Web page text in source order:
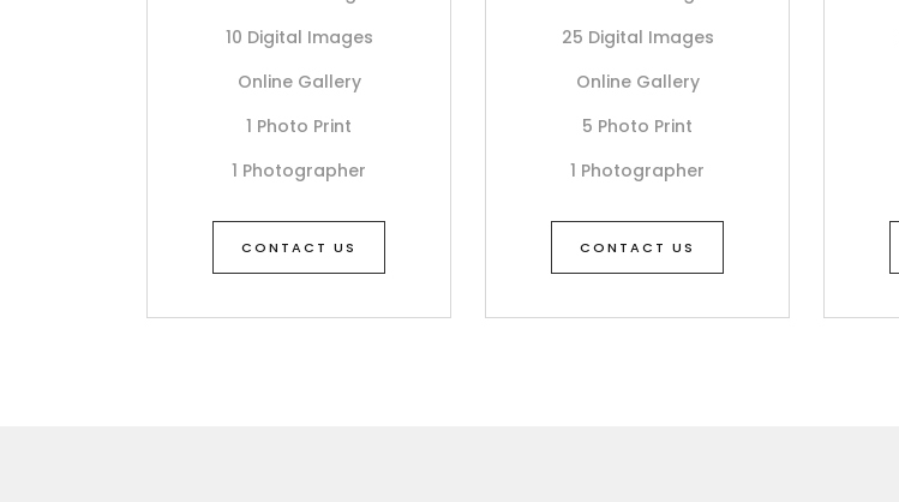
10 Digital Images
Online Gallery
1 Photo Print
1 Photographer
CONTACT US
25 Digital Images
Online Gallery
5 Photo Print
1 Photographer
CONTACT US